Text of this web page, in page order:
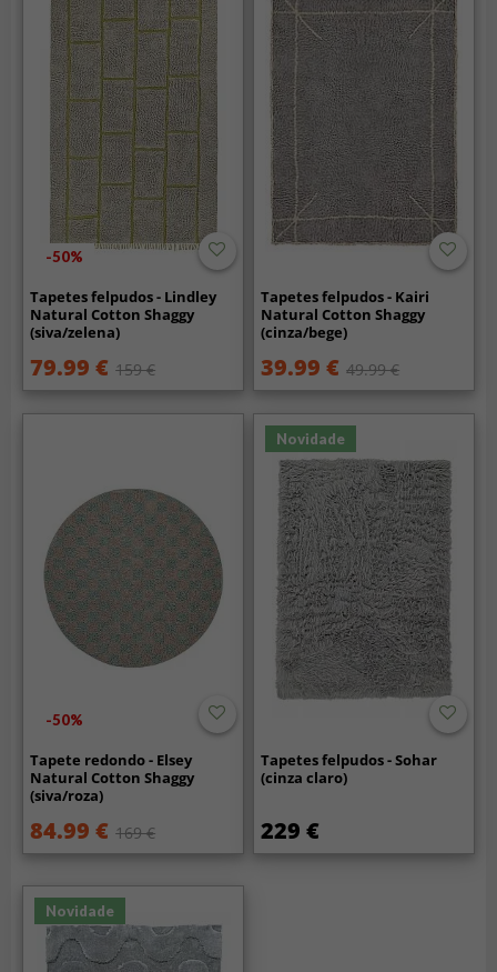
-50%
Tapetes felpudos - Lindley
Natural Cotton Shaggy
(siva/zelena)
79.99 € 159 €
Tapetes felpudos - Kairi
Natural Cotton Shaggy
(cinza/bege)
39.99 € 49.99 €
-50%
Tapete redondo - Elsey
Natural Cotton Shaggy
(siva/roza)
84.99 € 169 €
Novidade
Tapetes felpudos - Sohar
(cinza claro)
229 €
Novidade